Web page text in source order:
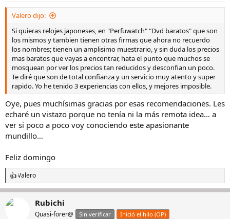
Valero dijo:
Si quieras relojes japoneses, en "Perfuwatch" "Dvd baratos" que son
los mismos y tambien tienen otras firmas que ahora no recuerdo
los nombres; tienen un amplisimo muestrario, y sin duda los precios
mas baratos que vayas a encontrar, hata el punto que muchos se
mosquean por ver los precios tan reducidos y desconfian un poco.
Te diré que son de total confianza y un servicio muy atento y super
rapido. Yo he tenido 3 experiencias con ellos, y mejores imposible.
Oye, pues muchísimas gracias por esas recomendaciones. Les
echaré un vistazo porque no tenía ni la más remota idea… a
ver si poco a poco voy conociendo este apasionante
mundillo…
Feliz domingo
R
e
a
c
Valero
Rubichi
Quasi-forer@ Sin verificar Inició el hilo (OP)